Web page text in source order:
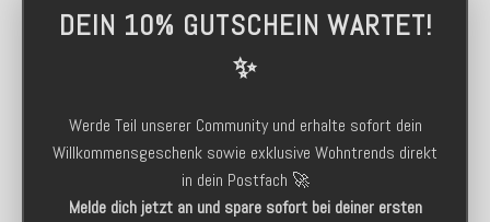
DEIN 10% GUTSCHEIN WARTET!
✨
Werde Teil unserer Community und erhalte sofort dein
Willkommensgeschenk sowie exklusive Wohntrends direkt
in dein Postfach 🚀
Melde dich jetzt an und spare sofort bei deiner ersten